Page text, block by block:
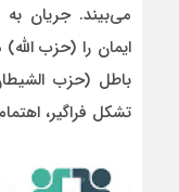
می‌بیند. جریان
ایمان را (حزب
باطل (حزب
تشکل فراگیر،